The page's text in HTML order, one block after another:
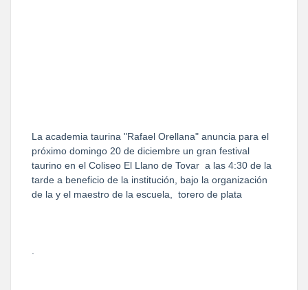
La academia taurina "Rafael Orellana" anuncia para el
próximo domingo 20 de diciembre un gran festival
taurino en el Coliseo El Llano de Tovar a las 4:30 de la
tarde a beneficio de la institución, bajo la organización
de la y el maestro de la escuela,
torero de plata